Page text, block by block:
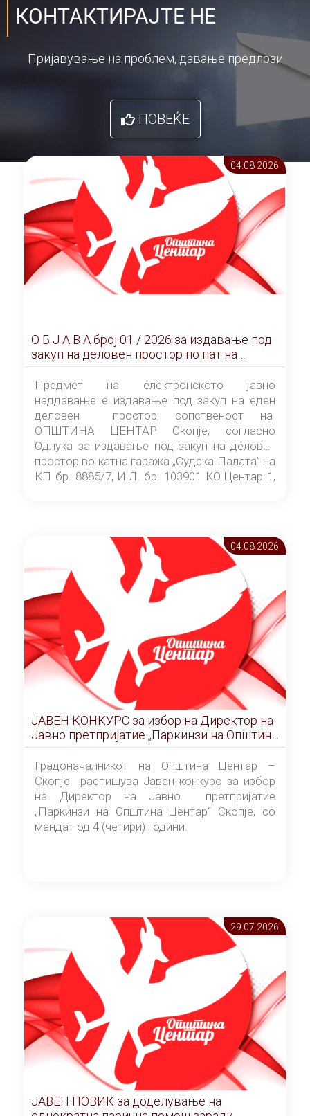
КОНТАКТИРАЈТЕ НЕ
Пријавување на проблем, давање предлози
ПОВЕЌЕ
04.08 2026
О Б Ј А В А брoj 01 / 2026 за издавање под
закуп на деловен простор по пат на
ЕЛЕКТРОНСКО ЈАВНО НАДДАВАЊЕ
Предмет на електронското јавно
наддавање е издавање под закуп на еден
деловен простор, сопственост на
ОПШТИНА ЦЕНТАР Скопје, согласно
Одлука за издавање под закуп на деловен
простор во катна гаража „Судска Палата” на
КП бр. 8885/7, И.Л. бр. 103901 КО Центар 1,
Скопје” број 9/2026), за времетраење од 3
(три) години од денот на потпишувањето на
Договорот за закуп со најповолниот
понудувач.
04.08 2026
ЈАВЕН КОНКУРС за избор на Директор на
Јавно претпријатие „Паркинзи на Општина
Центар“ – Скопје
Градоначалникот на Општина Центар –
Скопје распишува Јавен конкурс за избор
на Директор на Јавно претпријатие
„Паркинзи на Општина Центар“ Скопје, со
мандат од 4 (четири) години.
29.07 2026
ЈАВЕН ПОВИК за доделување на